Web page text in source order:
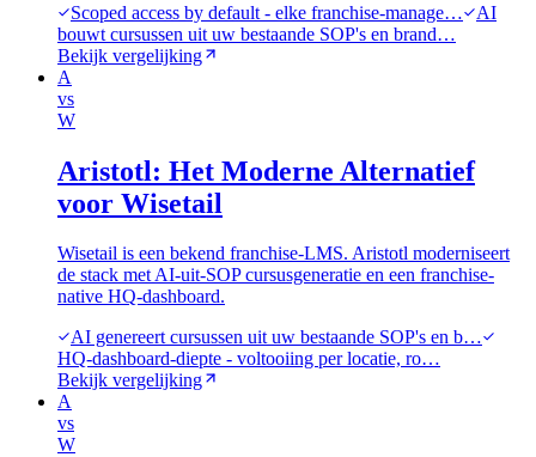
Scoped access by default - elke franchise-manage…
AI
bouwt cursussen uit uw bestaande SOP's en brand…
Bekijk vergelijking
A
vs
W
Aristotl: Het Moderne Alternatief
voor Wisetail
Wisetail is een bekend franchise-LMS. Aristotl moderniseert
de stack met AI-uit-SOP cursusgeneratie en een franchise-
native HQ-dashboard.
AI genereert cursussen uit uw bestaande SOP's en b…
HQ-dashboard-diepte - voltooiing per locatie, ro…
Bekijk vergelijking
A
vs
W